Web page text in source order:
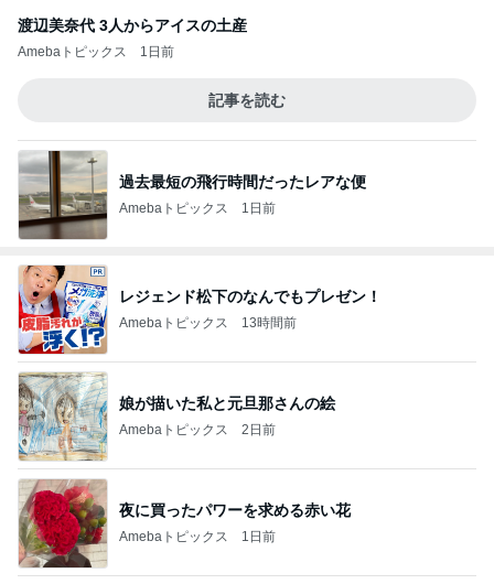
渡辺美奈代 3人からアイスの土産
Amebaトピックス 1日前
記事を読む
過去最短の飛行時間だったレアな便
Amebaトピックス 1日前
レジェンド松下のなんでもプレゼン！
Amebaトピックス 13時間前
娘が描いた私と元旦那さんの絵
Amebaトピックス 2日前
夜に買ったパワーを求める赤い花
Amebaトピックス 1日前